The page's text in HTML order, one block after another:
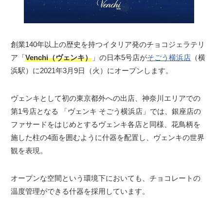
創業140年以上の歴史を持つイタリア発のチョコジェラテリ
ア「Venchi（ヴェンキ） 」の日本5号店がそごう横浜店 （横
浜駅）に2021年3月9日（火）にオープンします。
ヴェンキとして初の東京都外への出店、神奈川エリアでの
第1号店となる 「ヴェンキ そごう横浜店」では、銀座店の
ファサードをはじめとするヴェンキ各店と同様、花鳥柄を
施した柱の4面を囲むように什器を配置し、ヴェンキの世界
観を表現。
オープンな空間という環境下においても、チョコレートの
温度管理ができる什器を採用しています。